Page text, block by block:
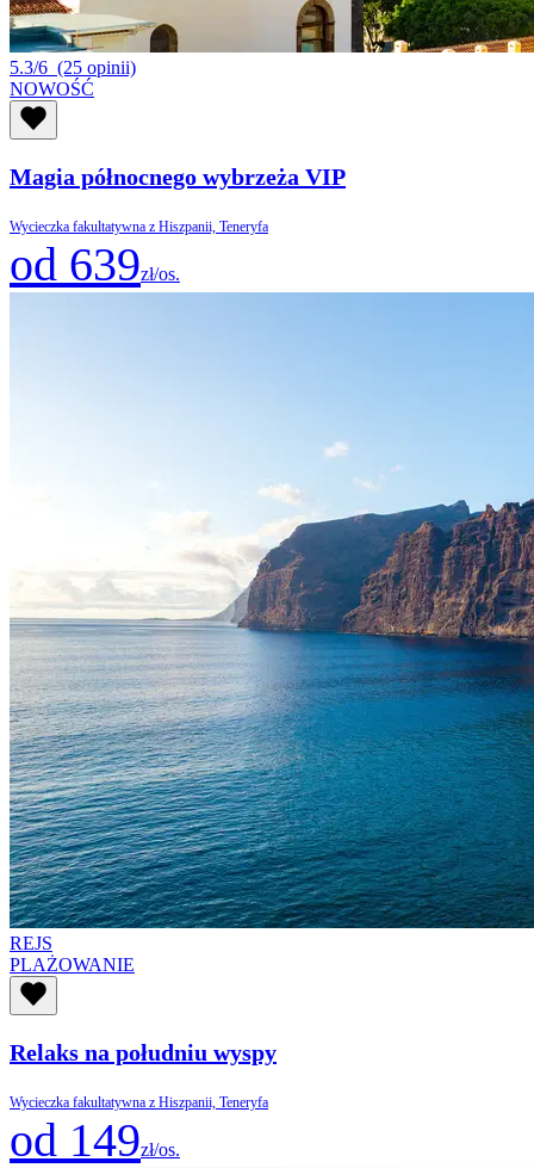
5.3/6 (25 opinii)
NOWOŚĆ
Magia północnego wybrzeża VIP
Wycieczka fakultatywna z Hiszpanii, Teneryfa
od 639zł/os.
REJS
PLAŻOWANIE
Relaks na południu wyspy
Wycieczka fakultatywna z Hiszpanii, Teneryfa
od 149zł/os.